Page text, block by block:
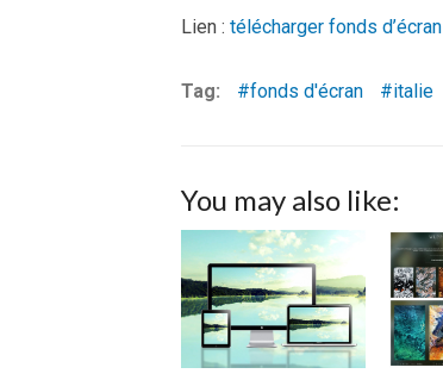
Lien : télécharger fonds d’écran
Tag: fonds d'écran italie
You may also like: